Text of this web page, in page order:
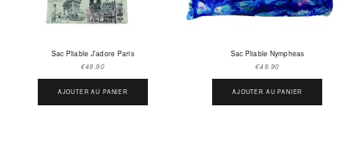
Sac Pliable J’adore Paris
€49.90
AJOUTER AU PANIER
Sac Pliable Nympheas
€49.90
AJOUTER AU PANIER